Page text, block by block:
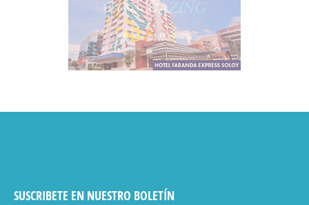
SUSCRIBETE EN NUESTRO BOLETÍN